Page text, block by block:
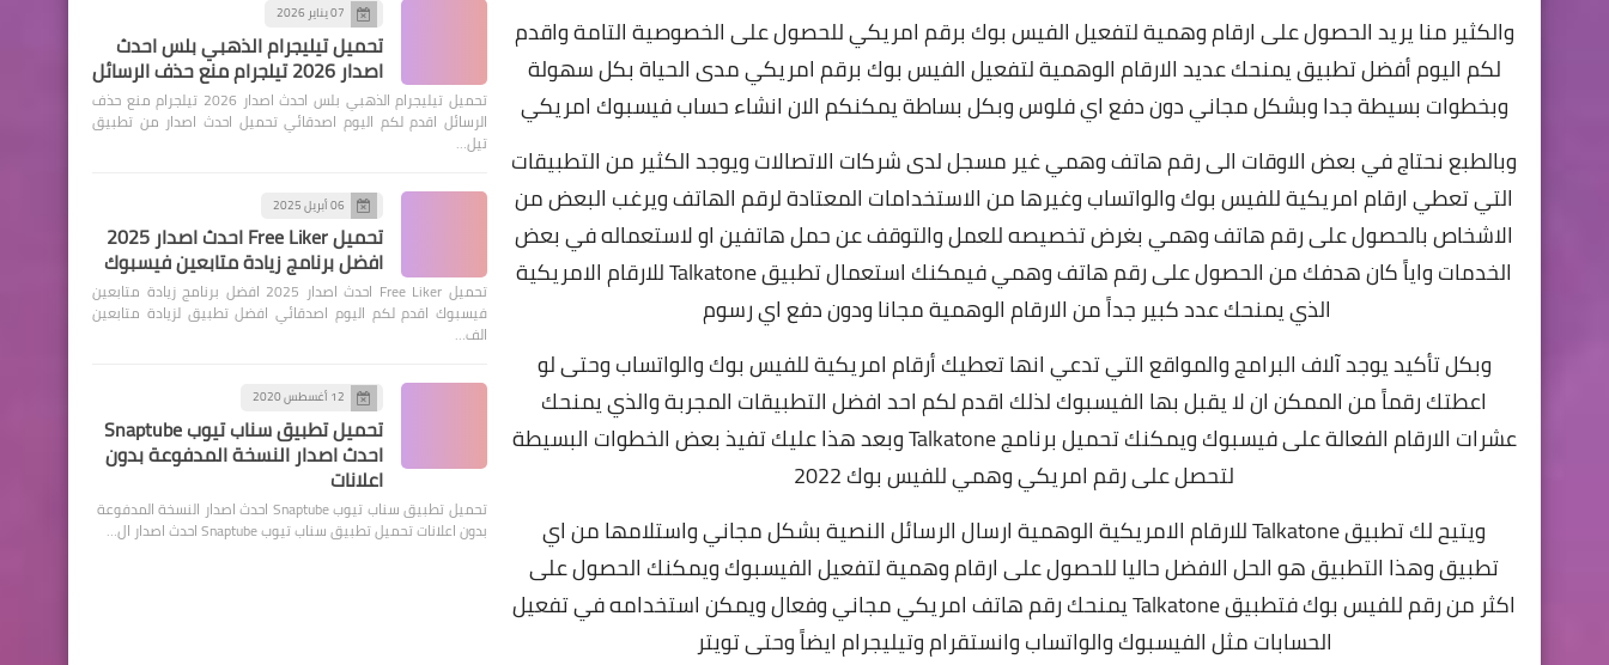
والكثير منا يريد الحصول على ارقام وهمية لتفعيل الفيس بوك برقم امريكي للحصول على الخصوصية التامة واقدم
لكم اليوم أفضل تطبيق يمنحك عديد الارقام الوهمية لتفعيل الفيس بوك برقم امريكي مدى الحياة بكل سهولة
وبخطوات بسيطة جدا وبشكل مجاني دون دفع اي فلوس وبكل بساطة يمكنكم الان انشاء حساب فيسبوك امريكي
وبالطبع نحتاج في بعض الاوقات الىرقم هاتف وهميغير مسجل لدى شركات الاتصالات ويوجد الكثير من التطبيقات
التي تعطي ارقام امريكية للفيس بوك والواتساب وغيرها من الاستخدامات المعتادة لرقم الهاتفويرغب البعض من
الاشخاص بالحصول على رقم هاتف وهمي بغرض تخصيصه للعمل والتوقف عن حمل هاتفين او لاستعماله في بعض
الخدمات واياً كان هدفك من الحصول على رقم هاتف وهمي فيمكنك استعمال تطبيق Talkatone للارقام الامريكية
الذي يمنحك عدد كبير جداً من الارقام الوهمية مجانا ودون دفع اي رسوم
وبكل تأكيد يوجد آلاف البرامج والمواقع التي تدعي انها تعطيكأرقام امريكية للفيس بوكوالواتساب وحتى لو
اعطتك رقماً من الممكن ان لا يقبل بها الفيسبوك لذلك اقدم لكم احد افضل التطبيقات المجربة والذي يمنحك
عشرات الارقام الفعالة على فيسبوك ويمكنك تحميل برنامج
Talkatone وبعد هذا عليك تفيذ بعض الخطوات البسيطة
لتحصل على رقم امريكي وهمي للفيس بوك 2022
ويتيح لك تطبيق Talkatone للارقام الامريكية الوهمية ارسال الرسائل النصية بشكل مجاني واستلامها من اي
تطبيق وهذا التطبيق هو الحل الافضل حاليا للحصول على ارقام وهمية لتفعيل الفيسبوك ويمكنك الحصول على
اكثر من رقم للفيس بوك فتطبيق Talkatone يمنحك رقم هاتف امريكي مجاني وفعال ويمكن استخدامه في تفعيل
الحسابات مثل الفيسبوك والواتساب وانستقرام وتيليجرام ايضاً وحتى تويتر
07 يناير 2026
تحميل تيليجرام الذهبي بلس احدث
اصدار 2026 تيلجرام منع حذف الرسائل
تحميل تيليجرام الذهبي بلس احدث اصدار 2026 تيلجرام منع حذف
الرسائل اقدم لكم اليوم اصدقائي تحميل احدث اصدار من تطبيق
تيل…
06 أبريل 2025
تحميل Free Liker احدث اصدار 2025
افضل برنامج زيادة متابعين فيسبوك
تحميل Free Liker احدث اصدار 2025 افضل برنامج زيادة متابعين
فيسبوك اقدم لكم اليوم اصدقائي افضل تطبيق لزيادة متابعين
الف…
12 أغسطس 2020
تحميل تطبيق سناب تيوب Snaptube
احدث اصدار النسخة المدفوعة بدون
اعلانات
تحميل تطبيق سناب تيوب Snaptube احدث اصدار النسخة المدفوعة
بدون اعلانات تحميل تطبيق سناب تيوب Snaptube احدث اصدار ال…